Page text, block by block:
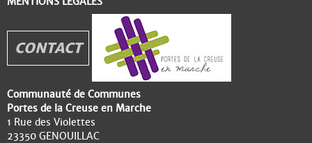
CONTACT
Communauté de Communes
Portes de la Creuse en Marche
1 Rue des Violettes
23350 GENOUILLAC